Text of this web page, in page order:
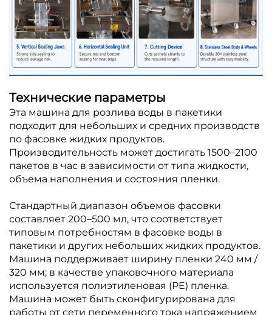
Технические параметры
Эта машина для розлива воды в пакетики
подходит для небольших и средних производств
по фасовке жидких продуктов.
Производительность может достигать 1500–2100
пакетов в час в зависимости от типа жидкости,
объема наполнения и состояния пленки.
Стандартный диапазон объемов фасовки
составляет 200–500 мл, что соответствует
типовым потребностям в фасовке воды в
пакетики и других небольших жидких продуктов.
Машина поддерживает ширину пленки 240 мм /
320 мм; в качестве упаковочного материала
используется полиэтиленовая (PE) пленка.
Машина может быть сконфигурирована для
работы от сети переменного тока напряжением